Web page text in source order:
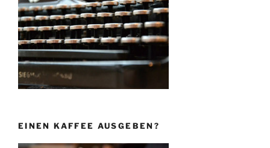
EINEN KAFFEE AUSGEBEN?